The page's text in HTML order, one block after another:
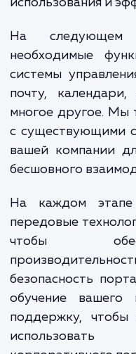
Наши
и глубокими
анализа ваших
потребностей,
который будет
бизнесу и
мы
портала,
использования и
На
необходимые
системы
почту,
многое другое.
с